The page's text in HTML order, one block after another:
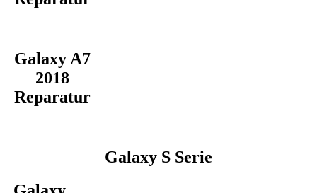
Galaxy A7
2018
Reparatur
Galaxy S Serie